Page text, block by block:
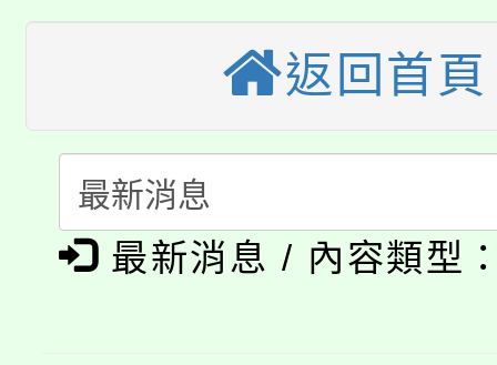
視費優惠，中低收入戶
半價優惠，詳情可洽有
者。
大園自造教育及科技中
份教師增能研習
大溪自造教育及科技
份教師研習
淨零綠生活教案入校路
會
115年食農教育專業人
程
「本色祭」8/29、30在
返回首頁
最新消息 / 內容類型